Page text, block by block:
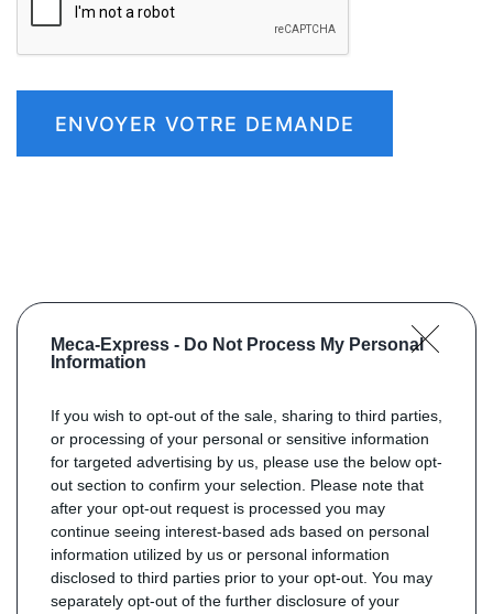
Meca-Express - Do Not Process My Personal
Information
If you wish to opt-out of the sale, sharing to third parties,
or processing of your personal or sensitive information
for targeted advertising by us, please use the below opt-
out section to confirm your selection. Please note that
after your opt-out request is processed you may
continue seeing interest-based ads based on personal
information utilized by us or personal information
disclosed to third parties prior to your opt-out. You may
separately opt-out of the further disclosure of your
ENVOYER VOTRE DEMANDE